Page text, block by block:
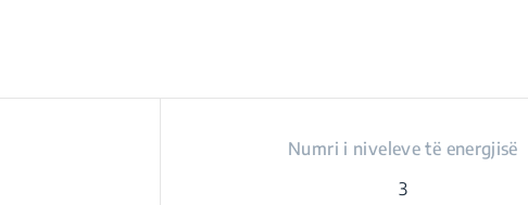
Numri i niveleve të energjisë
3